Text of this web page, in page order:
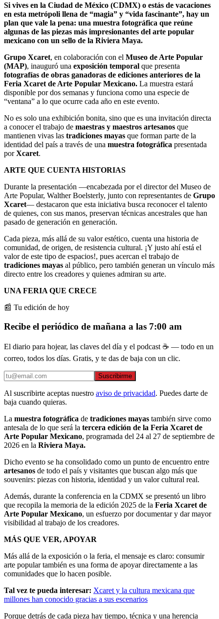
Si vives en la Ciudad de México (CDMX) o estás de vacaciones
en esta metrópoli llena de “magia” y “vida fascinante”, hay un
plan que vale la pena: una muestra fotográfica que reúne
algunas de las piezas más impresionantes del arte popular
mexicano con un sello de la Riviera Maya.
Grupo Xcaret, en colaboración con el Museo de Arte Popular
(MAP), inauguró una exposición temporal que presenta
fotografías de obras ganadoras de ediciones anteriores de la
Feria Xcaret de Arte Popular Mexicano. La muestra estará
disponible por dos semanas y funciona como una especie de
“ventana” a lo que ocurre cada año en este evento.
No es solo una exhibición bonita, sino que es una invitación directa
a conocer el trabajo de maestras y maestros artesanos que
mantienen vivas las tradiciones mayas que forman parte de la
identidad del país a través de una muestra fotográfica presentada
porXcaret.
ARTE QUE CUENTA HISTORIAS
Durante la presentación —encabezada por el director del Museo de
Arte Popular, Walther Boelsterly, junto con representantes de Grupo
Xcaret— destacaron que esta iniciativa busca reconocer el talento
de quienes, con sus manos, preservan técnicas ancestrales que han
pasado de generación en generación.
Cada pieza, más allá de su valor estético, cuenta una historia de
comunidad, de origen, de resistencia cultural. ¡Y justo ahí está el
valor de este tipo de espacios!, pues acercan el trabajo de
tradiciones mayas al público, pero también generan un vínculo más
directo entre los creadores y quienes admiran su arte.
UNA FERIA QUE CRECE
📰 Tu edición de hoy
Recibe el periódico de mañana a las 7:00 am
El diario para hojear, las claves del día y el podcast ☕ — todo en un
correo, todos los días. Gratis, y te das de baja con un clic.
Suscribirme
Al suscribirte aceptas nuestro aviso de privacidad. Puedes darte de
baja cuando quieras.
La muestra fotográfica de tradiciones mayas también sirve como
antesala de lo que será la tercera edición de la Feria Xcaret de
Arte Popular Mexicano, programada del 24 al 27 de septiembre de
2026 en la Riviera Maya.
Dicho evento se ha consolidado como un punto de encuentro entre
artesanos de todo el país y visitantes que buscan algo más que
souvenirs: piezas con historia, identidad y un valor cultural real.
Además, durante la conferencia en la CDMX se presentó un libro
que recopila la memoria de la edición 2025 de la Feria Xcaret de
Arte Popular Mexicano, un esfuerzo por documentar y dar mayor
visibilidad al trabajo de los creadores.
MÁS QUE VER, APOYAR
Más allá de la exposición o la feria, el mensaje es claro: consumir
arte popular también es una forma de apoyar directamente a las
comunidades que lo hacen posible.
Tal vez te pueda interesar: Xcaret y la cultura mexicana que
millones han conocido gracias a sus escenarios
Porque detrás de cada pieza hay tiempo, técnica y una herencia